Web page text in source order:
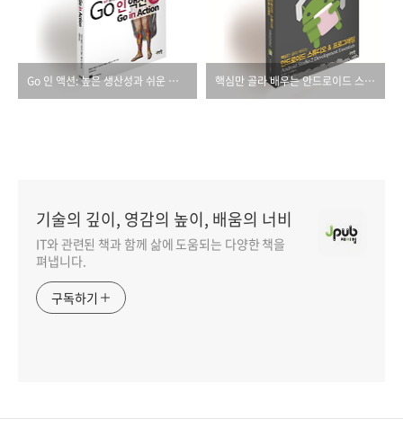
Go 인 액션: 높은 생산성과 쉬운 프로그래밍을 위한 핵심만 골라 배우는 안드로이드 스튜디오 & 프로그래밍
기술의 깊이, 영감의 높이, 배움의 너비
IT와 관련된 책과 함께 삶에 도움되는 다양한 책을
펴냅니다.
구독하기